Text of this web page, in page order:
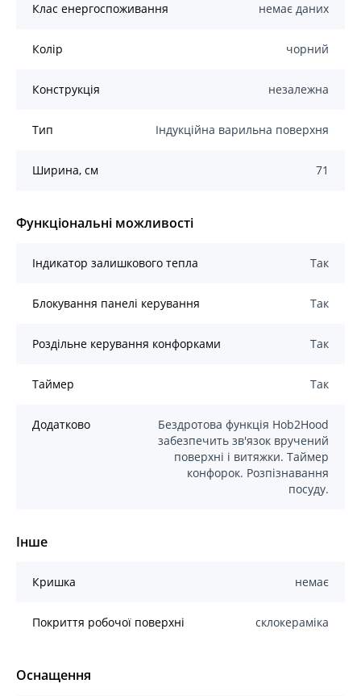
Клас енергоспоживання немає даних
Колір чорний
Конструкція незалежна
Тип Індукційна варильна поверхня
Ширина, см 71
Функціональні можливості
Індикатор залишкового тепла Так
Блокування панелі керування Так
Роздільне керування конфорками Так
Таймер Так
Додатково
Бездротова функція Hob2Hood
забезпечить зв'язок вручений
поверхні і витяжки. Таймер
конфорок. Розпізнавання
посуду.
Інше
Кришка немає
Покриття робочої поверхні склокераміка
Оснащення